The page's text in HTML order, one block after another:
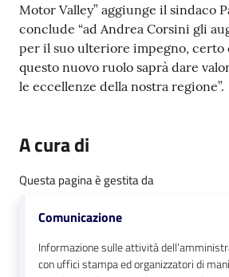
Motor Valley” aggiunge il sindaco
conclude “ad Andrea Corsini gli
per il suo ulteriore impegno, certo
questo nuovo ruolo saprà dare
le eccellenze della nostra regione”.
A cura di
Questa pagina è gestita da
Comunicazione
Informazione sulle attività
con uffici stampa ed organizzatori di